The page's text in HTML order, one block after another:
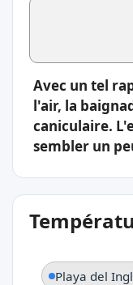
Avec un tel
l'air, la
caniculaire.
sembler un
Playa del